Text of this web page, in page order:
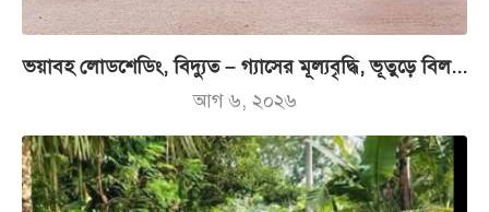
ভয়াবহ লোডশেডিং, বিদ্যুত – গ্যাসের মূল্যবৃদ্ধি, ভূতুড়ে বিল...
আগ ৬, ২০২৬